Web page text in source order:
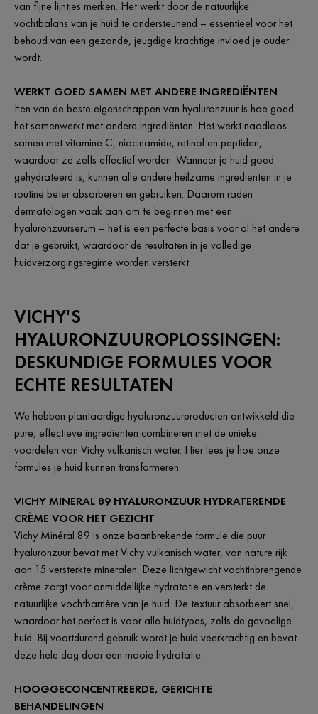
van fijne lijntjes merken. Het werkt door de natuurlijke
vochtbalans van je huid te ondersteunend – essentieel voor het
behoud van een gezonde, jeugdige krachtige invloed je ouder
wordt.
WERKT GOED SAMEN MET ANDERE INGREDIËNTEN
Een van de beste eigenschappen van hyaluronzuur is hoe goed
het samenwerkt met andere ingrediënten. Het werkt naadloos
samen met vitamine C, niacinamide, retinol en peptiden,
waardoor ze zelfs effectief worden. Wanneer je huid goed
gehydrateerd is, kunnen alle andere heilzame ingrediënten in je
routine beter absorberen en gebruiken. Daarom raden
dermatologen vaak aan om te beginnen met een
hyaluronzuurserum – het is een perfecte basis voor al het andere
dat je gebruikt, waardoor de resultaten in je volledige
huidverzorgingsregime worden versterkt.
VICHY'S
HYALURONZUUROPLOSSINGEN:
DESKUNDIGE FORMULES VOOR
ECHTE RESULTATEN
We hebben plantaardige hyaluronzuurproducten ontwikkeld die
pure, effectieve ingrediënten combineren met de unieke
voordelen van Vichy vulkanisch water. Hier lees je hoe onze
formules je huid kunnen transformeren.
VICHY MINERAL 89 HYALURONZUUR HYDRATERENDE
CRÈME VOOR HET GEZICHT
Vichy Minéral 89 is onze baanbrekende formule die puur
hyaluronzuur bevat met Vichy vulkanisch water, van nature rijk
aan 15 versterkte mineralen. Deze lichtgewicht vochtinbrengende
crème zorgt voor onmiddellijke hydratatie en versterkt de
natuurlijke vochtbarrière van je huid. De textuur absorbeert snel,
waardoor het perfect is voor alle huidtypes, zelfs de gevoelige
huid. Bij voortdurend gebruik wordt je huid veerkrachtig en bevat
deze hele dag door een mooie hydratatie.
HOOGGECONCENTREERDE, GERICHTE
BEHANDELINGEN